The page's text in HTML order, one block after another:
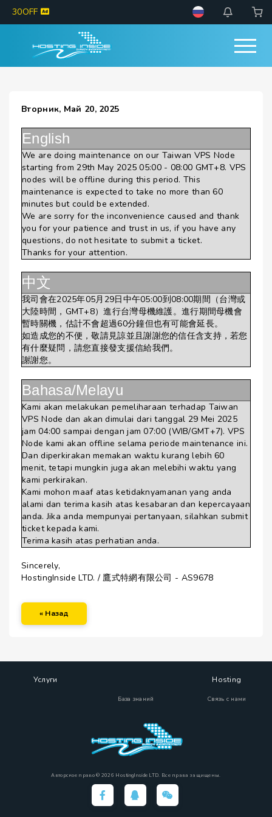
30OFF
Вторник, Май 20, 2025
English
We are doing maintenance on our Taiwan VPS Node
starting from 29th May 2025 05:00 - 08:00 GMT+8. VPS
nodes will be offline during this period. This
maintenance is expected to take no more than 60
minutes but could be extended.
We are sorry for the inconvenience caused and thank
you for your patience and trust in us, if you have any
questions, do not hesitate to submit a ticket.
Thanks for your attention.
中文
我司會在2025年05月29日中午05:00到08:00期間（台灣或
大陸時間，GMT+8）進行台灣母機維護。進行期間母機會
暫時關機，估計不會超過60分鐘但也有可能會延長。
如造成您的不便，敬請見諒並且謝謝您的信任含支持，若您
有什麼疑問，請您直接發支援信給我們。
謝謝您。
Bahasa/Melayu
Kami akan melakukan pemeliharaan terhadap Taiwan
VPS Node dan akan dimulai dari tanggal 29 Mei 2025
jam 04:00 sampai dengan jam 07:00 (WIB/GMT+7). VPS
Node kami akan offline selama periode maintenance ini.
Dan diperkirakan memakan waktu kurang lebih 60
menit, tetapi mungkin juga akan melebihi waktu yang
kami perkirakan.
Kami mohon maaf atas ketidaknyamanan yang anda
alami dan terima kasih atas kesabaran dan kepercayaan
anda. Jika anda mempunyai pertanyaan, silahkan submit
ticket kepada kami.
Terima kasih atas perhatian anda.
Sincerely,
HostingInside LTD. / 鷹式特網有限公司 - AS9678
« Назад
Услуги
База знаний
Hosting
Связь с нами
Авторское право © 2026 HostingInside LTD. Все права защищены.